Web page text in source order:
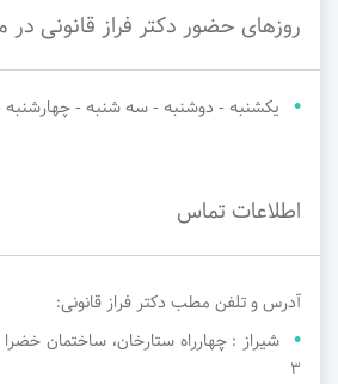
روزهای حضور دکتر فراز قانونی
یکشنبه - دوشنبه - سه شنبه - چهارشنبه
اطلاعات تماس
آدرس و تلفن مطب دکتر فراز قانونی:
۳